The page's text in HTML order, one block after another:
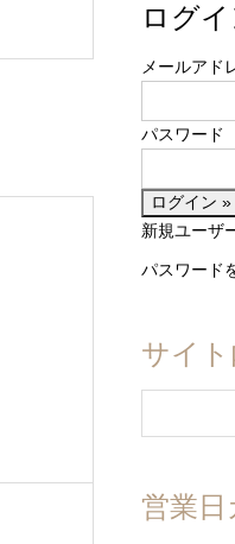
ログイ
メールアド
パスワード
新規ユーザ
パスワード
サイ
営業